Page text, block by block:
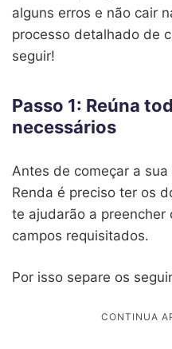
alguns erros e não cair
processo detalhado de
seguir!
Passo 1: Reúna
necessários
Antes de começar a
Renda é preciso ter os
te ajudarão a
campos requisitados.
Por isso separe os